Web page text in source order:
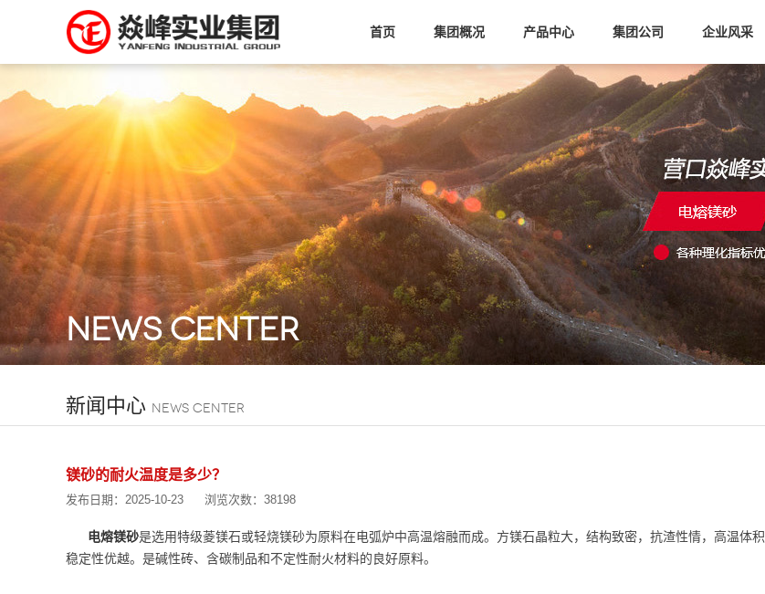
首页 集团概况 产品中心 集团公司 企业风采
NEWS CENTER
新闻中心 NEWS CENTER
镁砂的耐火温度是多少？
发布日期：2025-10-23 浏览次数：38198
电熔镁砂是选用特级菱镁石或轻烧镁砂为原料在电弧炉中高温熔融而成。方镁石晶粒大，结构致密，抗渣性情，高温体积
稳定性优越。是碱性砖、含碳制品和不定性耐火材料的良好原料。